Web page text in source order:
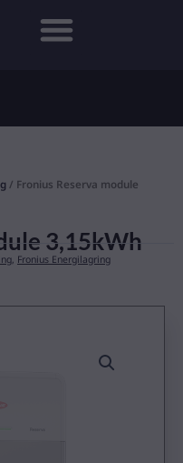
/ Fronius Reserva module
3,15kWh
, Fronius Energilagring